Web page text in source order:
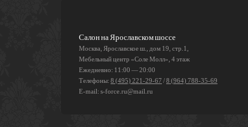
Салон на Ярославском шоссе
Москва, Ярославское ш., дом 19, стр.1,
Мебельный центр «Соле Молл», 4 этаж
Ежедневно: 11:00 — 20:00
Телефоны: 8 (495) 221-29-67 /8 (964) 788-35-69
E-mail: s-force.ru@mail.ru